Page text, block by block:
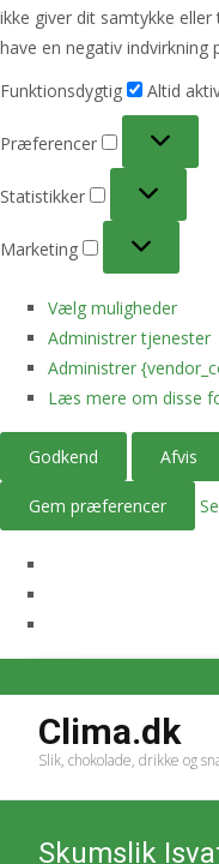
ikke giver dit samtykke
have en negativ indvirkning
Funktionsdygtig
Altid
Præferencer
Statistikker
Marketing
Vælg muligheder
Administrer tjenester
Administrer
Læs mere om disse
Godkend Afvis
Gem præferencer
Clima.dk
Slik, chokolade, drikke og
Skumslik